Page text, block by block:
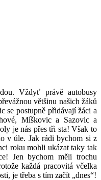
Vždyť právě autobusy
většinu našich žáků
se postupně přidávají žáci a
Míškovic a Sazovic a
je nás přes tři sta! Však to
v úle. Jak rádi bychom si z
roku mohli ukázat taky tak
Jen bychom měli trochu
každá pracovitá včelka
je třeba s tím začít „dnes“!